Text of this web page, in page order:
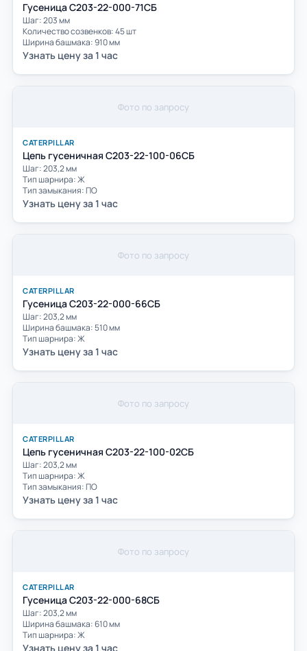
Гусеница С203-22-000-71СБ
Шаг: 203 мм
Количество созвенков: 45 шт
Ширина башмака: 910 мм
Узнать цену за 1 час
Фото по запросу
CATERPILLAR
Цепь гусеничная С203-22-100-06СБ
Шаг: 203,2 мм
Тип шарнира: Ж
Тип замыкания: ПО
Узнать цену за 1 час
Фото по запросу
CATERPILLAR
Гусеница С203-22-000-66СБ
Шаг: 203,2 мм
Ширина башмака: 510 мм
Тип шарнира: Ж
Узнать цену за 1 час
Фото по запросу
CATERPILLAR
Цепь гусеничная С203-22-100-02СБ
Шаг: 203,2 мм
Тип шарнира: Ж
Тип замыкания: ПО
Узнать цену за 1 час
Фото по запросу
CATERPILLAR
Гусеница С203-22-000-68СБ
Шаг: 203,2 мм
Ширина башмака: 610 мм
Тип шарнира: Ж
Узнать цену за 1 час